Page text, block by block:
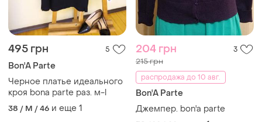
495 грн 5
Bon'A Parte
Черное платье идеального
кроя bona parte раз. м-l
38 / M / 46 и еще 1
204 грн 3
215 грн
распродажа до 10 авг.
Bon'A Parte
Джемпер. bon'a parte